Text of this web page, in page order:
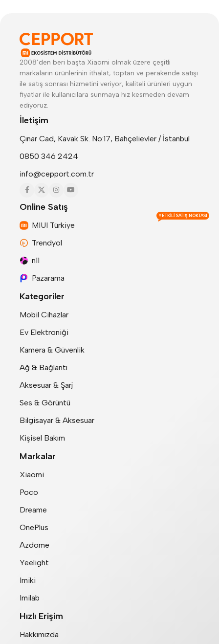
2008’den beri başta Xiaomi olmak üzere çeşitli
markaların ürünlerinin ithalat, toptan ve perakende satışı
ile satış sonrası hizmetini veriyor, kaliteli ürünleri uygun
fiyatlar ile kullanıcılara sunmaya hız kesmeden devam
ediyoruz.
İletişim
Çınar Cad, Kavak Sk. No:17, Bahçelievler / İstanbul
0850 346 2424
info@cepport.com.tr
Online Satış
MIUI Türkiye
YETKILI SATIŞ NOKTASI
Trendyol
n11
Pazarama
Kategoriler
Mobil Cihazlar
Ev Elektroniği
Kamera & Güvenlik
Ağ & Bağlantı
Aksesuar & Şarj
Ses & Görüntü
Bilgisayar & Aksesuar
Kişisel Bakım
Markalar
Xiaomi
Poco
Dreame
OnePlus
Azdome
Yeelight
Imiki
Imilab
Hızlı Erişim
Hakkımızda